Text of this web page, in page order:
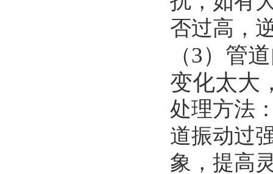
否过高，
（3）管
变化太大
处理方法
道振动过
象，提高